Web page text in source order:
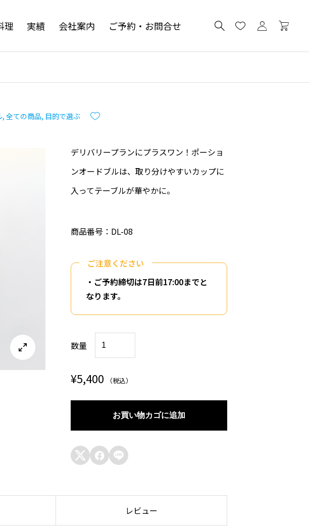
理 実績 会社案内 ご予約・お問合せ
, 全ての商品, 目的で選ぶ

デリバリープランにプラスワン！ポーショ
ンオードブルは、取り分けやすいカップに
入ってテーブルが華やかに。
商品番号：DL-08
ご注意ください
・ご予約締切は7日前17:00までと
なります。
数量
ポ
ー
シ
ド
¥5,400 （税込）
お買い物カゴに追加
  
レビュー